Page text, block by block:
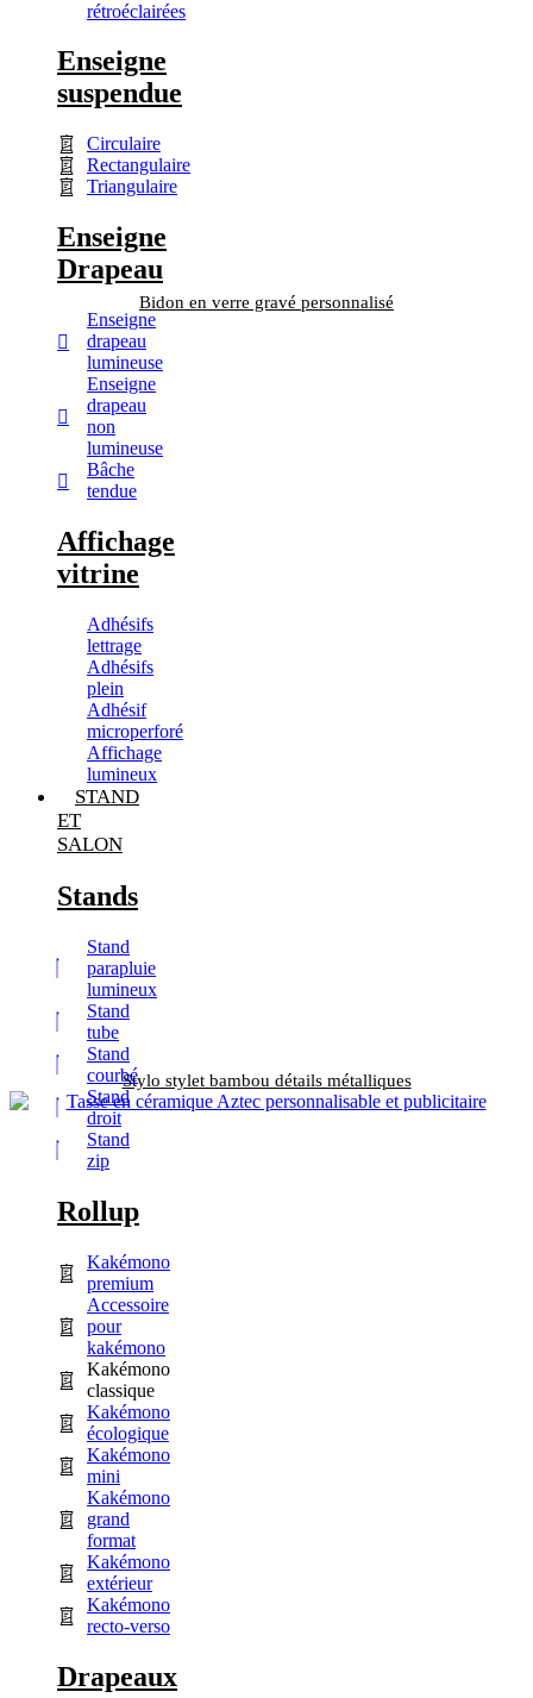
rétroéclairées
Enseigne
suspendue
Circulaire
Rectangulaire
Triangulaire
Enseigne
Drapeau
Enseigne
drapeau
lumineuse
Enseigne
drapeau
non
lumineuse
Bâche
tendue
Affichage
vitrine
Adhésifs
lettrage
Adhésifs
plein
Adhésif
microperforé
Affichage
lumineux
STAND
ET
SALON
Stands
Stand
parapluie
lumineux
Stand
tube
Stand
courbé
Stand
droit
Stand
zip
Rollup
Kakémono
premium
Accessoire
pour
kakémono
Kakémono
classique
Kakémono
écologique
Kakémono
mini
Kakémono
grand
format
Kakémono
extérieur
Kakémono
recto-verso
Drapeaux
Bidon en verre gravé personnalisé
Stylo stylet bambou détails métalliques